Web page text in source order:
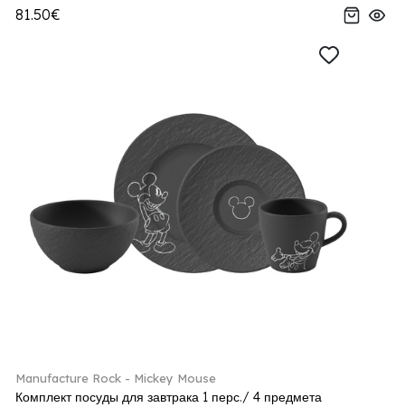
81.50€
Manufacture Rock - Mickey Mouse
Комплект посуды для завтрака 1 перс./ 4 предмета